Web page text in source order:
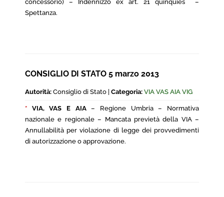
concessorio) – Indennizzo ex art. 21 quinquies –
Spettanza.
CONSIGLIO DI STATO 5 marzo 2013
Autorità: Consiglio di Stato | Categoria: VIA VAS AIA VIG
* VIA, VAS E AIA– Regione Umbria – Normativa
nazionale e regionale – Mancata previetà della VIA –
Annullabilità per violazione di legge dei provvedimenti
di autorizzazione o approvazione.